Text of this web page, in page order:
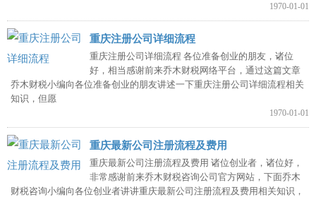
1970-01-01
重庆注册公司详细流程
重庆注册公司详细流程 各位准备创业的朋友，诸位
好，相当感谢前来乔木财税网络平台，通过这篇文章
乔木财税小编向各位准备创业的朋友讲述一下重庆注册公司详细流程相关
知识，但愿
1970-01-01
重庆最新公司注册流程及费用
重庆最新公司注册流程及费用 诸位创业者，诸位好，
非常感谢前来乔木财税咨询公司官方网站，下面乔木
财税咨询小编向各位创业者讲讲重庆最新公司注册流程及费用相关知识，